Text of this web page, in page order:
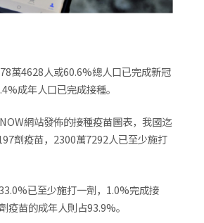
萬4628人或60.6%總人口已完成新冠
成年人口已完成接種。
網站發佈的接種疫苗圖表，我國迄
劑疫苗，2300萬7292人已至少施打
已至少施打一劑，1.0%完成接
疫苗的成年人則占93.9%。